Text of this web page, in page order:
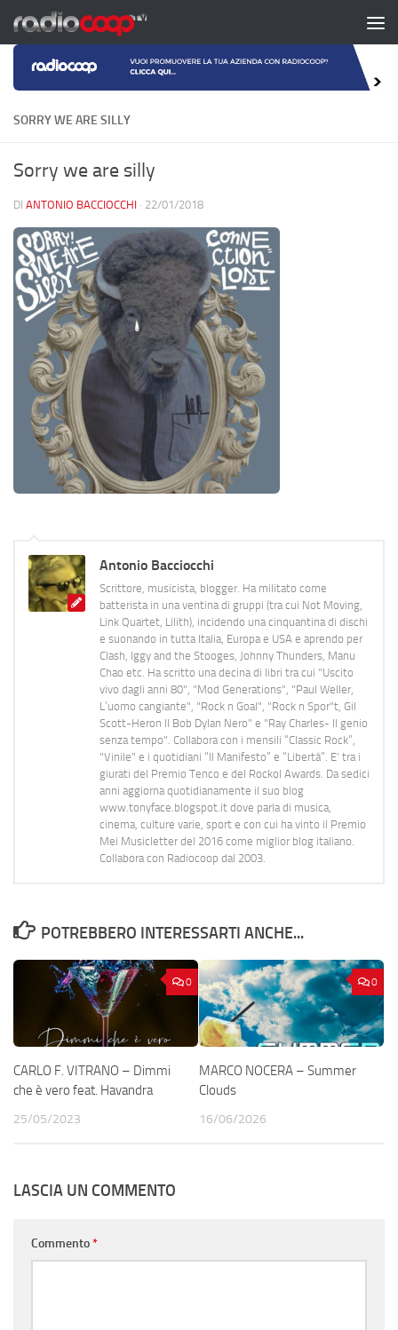
Salta al contenuto
SORRY WE ARE SILLY
Sorry we are silly
DI ANTONIO BACCIOCCHI · 22/01/2018
Antonio Bacciocchi
Scrittore, musicista, blogger. Ha militato come
batterista in una ventina di gruppi (tra cui Not Moving,
Link Quartet, Lilith), incidendo una cinquantina di dischi
e suonando in tutta Italia, Europa e USA e aprendo per
Clash, Iggy and the Stooges, Johnny Thunders, Manu
Chao etc. Ha scritto una decina di libri tra cui "Uscito
vivo dagli anni 80", "Mod Generations", "Paul Weller,
L’uomo cangiante", "Rock n Goal", "Rock n Spor"t, Gil
Scott-Heron Il Bob Dylan Nero" e "Ray Charles- Il genio
senza tempo". Collabora con i mensili “Classic Rock”,
"Vinile" e i quotidiani “Il Manifesto” e “Libertà”. E' tra i
giurati del Premio Tenco e del Rockol Awards. Da sedici
anni aggiorna quotidianamente il suo blog
www.tonyface.blogspot.it dove parla di musica,
cinema, culture varie, sport e con cui ha vinto il Premio
Mei Musicletter del 2016 come miglior blog italiano.
Collabora con Radiocoop dal 2003.
POTREBBERO INTERESSARTI ANCHE...
0
CARLO F. VITRANO – Dimmi
che è vero feat. Havandra
25/05/2023
0
MARCO NOCERA – Summer
Clouds
16/06/2026
LASCIA UN COMMENTO
Commento*